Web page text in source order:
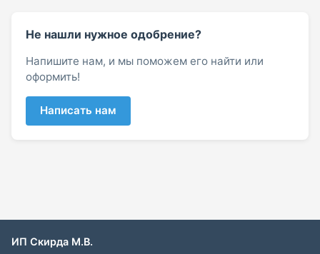
Не нашли нужное одобрение?
Напишите нам, и мы поможем его найти или
оформить!
Написать нам
ИП Скирда М.В.